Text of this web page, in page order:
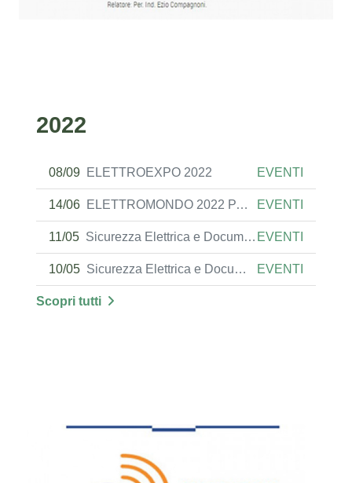
2022
08/09 ELETTROEXPO 2022 EVENTI
14/06 ELETTROMONDO 2022 PADOVA EVENTI
11/05 Sicurezza Elettrica e Documentazione Impiantistica delle Pratiche Antincendio EVENTI
10/05 Sicurezza Elettrica e Documentazione Impiantistica delle Pratiche Antincendio EVENTI
Scopri tutti